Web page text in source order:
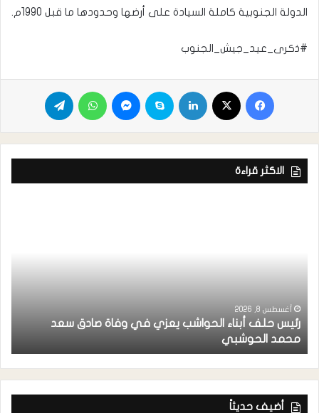
الدولة الجنوبية كاملة السيادة على أرضها وحدودها ما قبل 1990م.
#ذكرى_عيد_جيش_الجنوب
الاكثر قراءة
أغسطس 8, 2026
رئيس حلف أبناء الحواشب يعزي في وفاة صادق سعد
محمد الحوشبي
أضيف حديثاً